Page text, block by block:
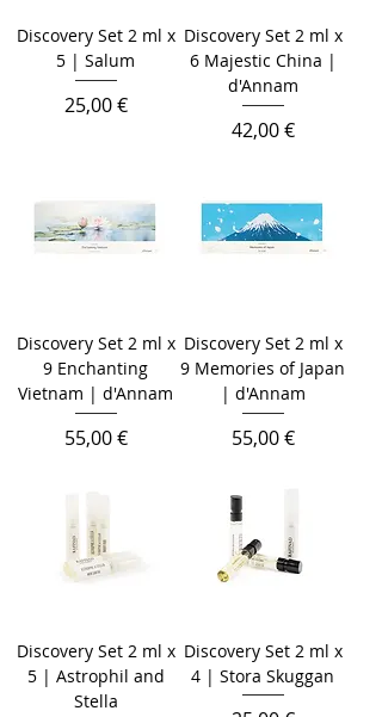
Discovery Set 2 ml x
5 | Salum
Цена
25,00 €
Discovery Set 2 ml x
6 Majestic China |
d'Annam
Цена
42,00 €
Discovery Set 2 ml x
9 Enchanting
Vietnam | d'Annam
Цена
55,00 €
Discovery Set 2 ml x
9 Memories of Japan
| d'Annam
Цена
55,00 €
Discovery Set 2 ml x
5 | Astrophil and
Stella
Discovery Set 2 ml x
4 | Stora Skuggan